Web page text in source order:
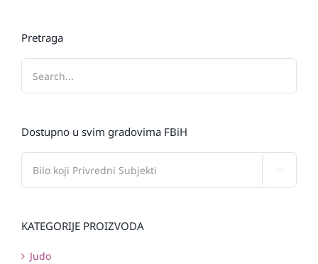
Pretraga
Dostupno u svim gradovima FBiH
KATEGORIJE PROIZVODA
Judo